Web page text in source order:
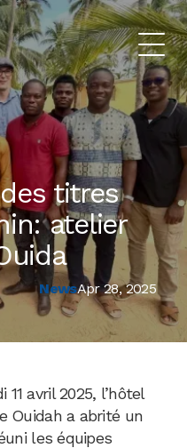
titres
atelier
NewsApr 28, 2025
avril 2025, l’hôtel
Ouidah a abrité un
les équipes